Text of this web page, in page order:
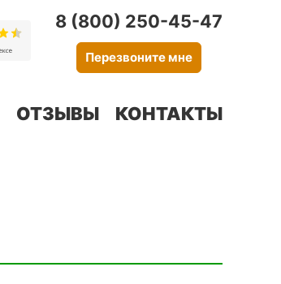
8 (800) 250-45-47
Перезвоните мне
ОТЗЫВЫ КОНТАКТЫ